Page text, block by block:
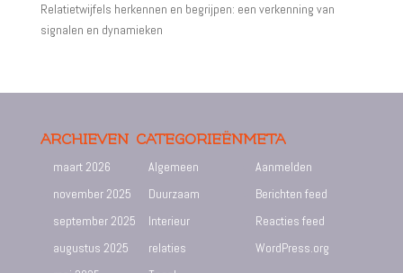
Relatietwijfels herkennen en begrijpen: een verkenning van
signalen en dynamieken
ARCHIEVEN
maart 2026
november 2025
september 2025
augustus 2025
CATEGORIEËN
Algemeen
Duurzaam
Interieur
relaties
META
Aanmelden
Berichten feed
Reacties feed
WordPress.org